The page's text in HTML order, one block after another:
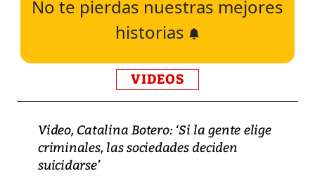
No te pierdas nuestras mejores
historias
VIDEOS
Video, Catalina Botero: ‘Si la gente elige
criminales, las sociedades deciden
suicidarse’